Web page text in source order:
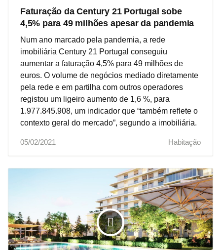
Faturação da Century 21 Portugal sobe
4,5% para 49 milhões apesar da pandemia
Num ano marcado pela pandemia, a rede
imobiliária Century 21 Portugal conseguiu
aumentar a faturação 4,5% para 49 milhões de
euros. O volume de negócios mediado diretamente
pela rede e em partilha com outros operadores
registou um ligeiro aumento de 1,6 %, para
1.977.845.908, um indicador que “também reflete o
contexto geral do mercado”, segundo a imobiliária.
05/02/2021 Habitação